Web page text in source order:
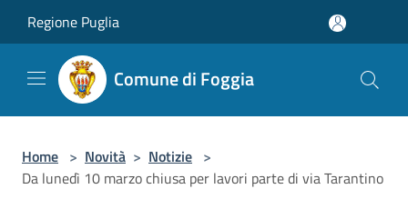
Regione Puglia
Comune di Foggia
Home > Novità > Notizie >
Da lunedì 10 marzo chiusa per lavori parte di via Tarantino